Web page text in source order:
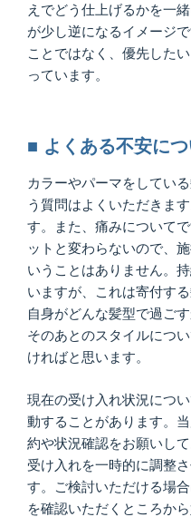
えでどう仕上げるかを一
が少し逆になるイメージ
ことではなく、優先した
っています。
■ よくある不安に
カラーやパーマをしてい
う質問はよくいただきま
す。また、痛みについて
ットと変わらないので、
いうことはありません。
いますが、これは寄付す
自身がどんな髪型で過ご
そのあとのスタイルにつ
ければと思います。
現在の受け入れ状況につ
動することがあります。
約や状況確認をお願いし
受け入れを一時的に調整
す。ご検討いただける場
を確認いただくところか